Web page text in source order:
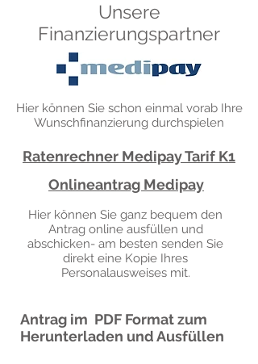
Unsere
Finanzierungspartner
Hier können Sie schon einmal vorab Ihre
Wunschfinanzierung durchspielen
Ratenrechner Medipay Tarif K1
Onlineantrag Medipay
Hier können Sie ganz bequem den
Antrag online ausfüllen und
abschicken- am besten senden Sie
direkt eine Kopie Ihres
Personalausweises mit.
Antrag im PDF Format zum
Herunterladen und Ausfüllen